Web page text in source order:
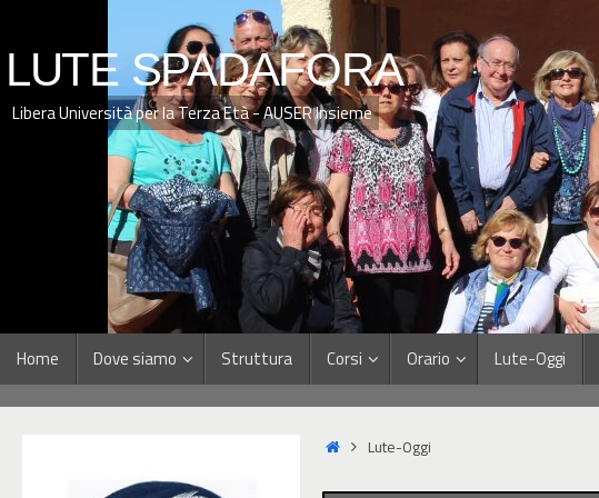
LUTE SPADAFORA
Libera Università per la Terza Età - AUSER Insieme
Home Dove siamo Struttura Corsi Orario Lute-Oggi
Lute-Oggi